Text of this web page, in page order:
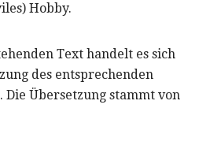
Hobby.
Text handelt es sich
des entsprechenden
. Die Übersetzung stammt von